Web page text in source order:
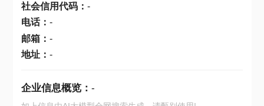
社会信用代码： -
电话： -
邮箱： -
地址： -
企业信息概览： -